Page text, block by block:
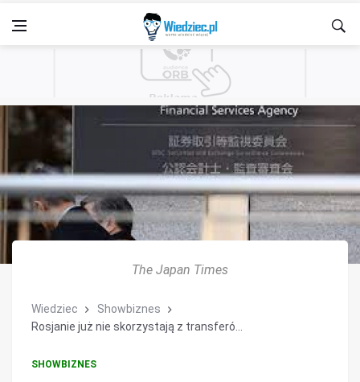
The Japan Times
Wiedziec
Showbiznes
Rosjanie już nie skorzystają z transferó...
SHOWBIZNES